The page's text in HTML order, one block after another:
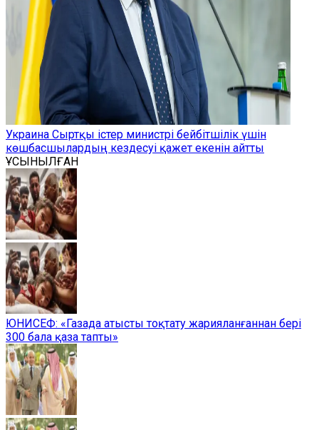
Украина Сыртқы істер министрі бейбітшілік үшін
көшбасшылардың кездесуі қажет екенін айтты
ҰСЫНЫЛҒАН
ЮНИСЕФ: «Газада атысты тоқтату жарияланғаннан бері
300 бала қаза тапты»